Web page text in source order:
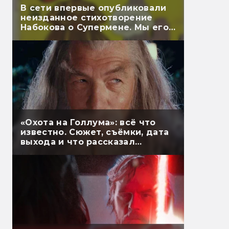
В сети впервые опубликовали
неизданное стихотворение
Набокова о Супермене. Мы его
перевели
«Охота на Голлума»: всё что
известно. Сюжет, съёмки, дата
выхода и что рассказал